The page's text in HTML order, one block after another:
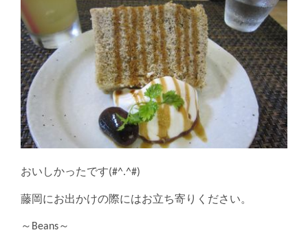
おいしかったです(#^.^#)
藤岡にお出かけの際にはお立ち寄りください。
～Beans～